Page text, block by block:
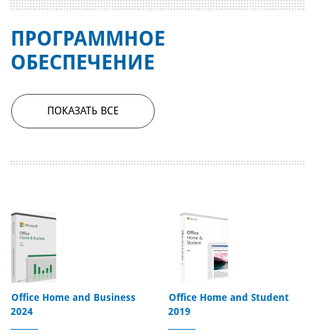
ПРОГРАММНОЕ
ОБЕСПЕЧЕНИЕ
ПОКАЗАТЬ ВСЕ
Office Home and Business
2024
Office Home and Student
2019